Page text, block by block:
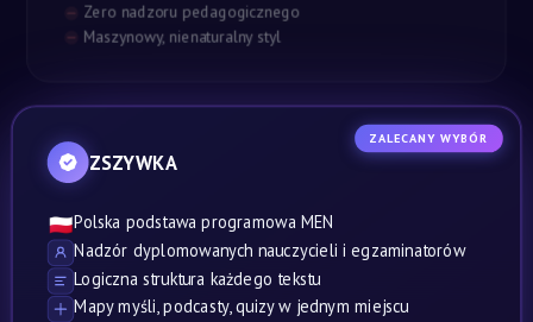
Zero nadzoru pedagogicznego
Maszynowy, nienaturalny styl
ZALECANY WYBÓR
ZSZYWKA
🇵🇱Polska podstawa programowa MEN
Nadzór dyplomowanych nauczycieli i egzaminatorów
Logiczna struktura każdego tekstu
Mapy myśli, podcasty, quizy w jednym miejscu